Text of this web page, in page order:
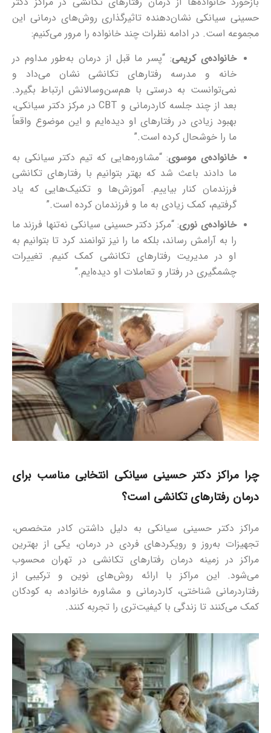
حسینی سیانکی نشان‌دهنده تاثیرگذاری روش‌های درمانی این
مجموعه است. در ادامه نظرات چند خانواده را مرور می‌کنیم:
خانواده‌ی کریمی: “پسر ما قبل از درمان به‌طور مداوم در
خانه و مدرسه رفتارهای تکانشی نشان می‌داد و
نمی‌توانست به درستی با هم‌سن‌وسالانش ارتباط بگیرد.
بعد از چند جلسه کاردرمانی و CBT در مرکز دکتر سیانکی،
بهبود زیادی در رفتارهای او دیده‌ایم و این موضوع واقعاً
ما را خوشحال کرده است.”
خانواده‌ی موسوی: “مشاوره‌هایی که تیم دکتر سیانکی به
ما دادند باعث شد که بهتر بتوانیم با رفتارهای تکانشی
فرزندمان کنار بیاییم. آموزش‌ها و تکنیک‌هایی که یاد
گرفتیم، کمک زیادی به ما و فرزندمان کرده است.”
خانواده‌ی نوری: “مرکز دکتر حسینی سیانکی نه‌تنها فرزند ما
را به آرامش رساند، بلکه ما را نیز توانمند کرد تا بتوانیم به
او در مدیریت رفتارهای تکانشی کمک کنیم. تغییرات
چشمگیری در رفتار و تعاملات او دیده‌ایم.”
چرا مراکز دکتر حسینی سیانکی انتخابی مناسب برای
درمان رفتارهای تکانشی است؟
مراکز دکتر حسینی سیانکی به دلیل داشتن کادر متخصص،
تجهیزات به‌روز و رویکردهای فردی در درمان، یکی از بهترین
مراکز در زمینه درمان رفتارهای تکانشی در تهران محسوب
می‌شود. این مراکز با ارائه روش‌های نوین و ترکیبی از
رفتاردرمانی شناختی، کاردرمانی و مشاوره خانواده، به کودکان
کمک می‌کنند تا زندگی با کیفیت‌تری را تجربه کنند.